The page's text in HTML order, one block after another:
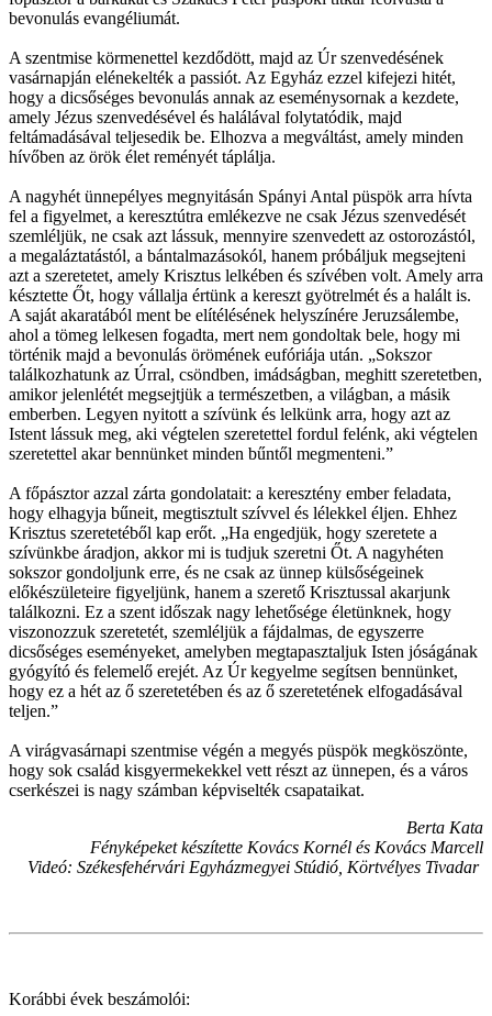
bevonulás evangéliumát.
A szentmise körmenettel kezdődött, majd az Úr szenvedésének
vasárnapján elénekelték a passiót. Az Egyház ezzel kifejezi hitét,
hogy a dicsőséges bevonulás annak az eseménysornak a kezdete,
amely Jézus szenvedésével és halálával folytatódik, majd
feltámadásával teljesedik be. Elhozva a megváltást, amely minden
hívőben az örök élet reményét táplálja.
A nagyhét ünnepélyes megnyitásán Spányi Antal püspök arra hívta
fel a figyelmet, a keresztútra emlékezve ne csak Jézus szenvedését
szemléljük, ne csak azt lássuk, mennyire szenvedett az ostorozástól,
a megaláztatástól, a bántalmazásokól, hanem próbáljuk megsejteni
azt a szeretetet, amely Krisztus lelkében és szívében volt. Amely arra
késztette Őt, hogy vállalja értünk a kereszt gyötrelmét és a halált is.
A saját akaratából ment be elítélésének helyszínére Jeruzsálembe,
ahol a tömeg lelkesen fogadta, mert nem gondoltak bele, hogy mi
történik majd a bevonulás örömének eufóriája után. „Sokszor
találkozhatunk az Úrral, csöndben, imádságban, meghitt szeretetben,
amikor jelenlétét megsejtjük a természetben, a világban, a másik
emberben. Legyen nyitott a szívünk és lelkünk arra, hogy azt az
Istent lássuk meg, aki végtelen szeretettel fordul felénk, aki végtelen
szeretettel akar bennünket minden bűntől megmenteni.”
A főpásztor azzal zárta gondolatait: a keresztény ember feladata,
hogy elhagyja bűneit, megtisztult szívvel és lélekkel éljen. Ehhez
Krisztus szeretetéből kap erőt. „Ha engedjük, hogy szeretete a
szívünkbe áradjon, akkor mi is tudjuk szeretni Őt. A nagyhéten
sokszor gondoljunk erre, és ne csak az ünnep külsőségeinek
előkészületeire figyeljünk, hanem a szerető Krisztussal akarjunk
találkozni. Ez a szent időszak nagy lehetősége életünknek, hogy
viszonozzuk szeretetét, szemléljük a fájdalmas, de egyszerre
dicsőséges eseményeket, amelyben megtapasztaljuk Isten jóságának
gyógyító és felemelő erejét. Az Úr kegyelme segítsen bennünket,
hogy ez a hét az ő szeretetében és az ő szeretetének elfogadásával
teljen.”
A virágvasárnapi szentmise végén a megyés püspök megköszönte,
hogy sok család kisgyermekekkel vett részt az ünnepen, és a város
cserkészei is nagy számban képviselték csapataikat.
Berta Kata
Fényképeket készítette Kovács Kornél és Kovács Marcell
Videó: Székesfehérvári Egyházmegyei Stúdió, Körtvélyes Tivadar
Korábbi évek beszámolói: